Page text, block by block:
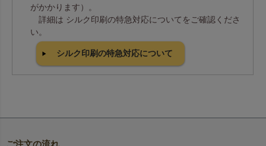
がかかります）。
詳細は シルク印刷の特急対応についてをご確認くださ
い。
シルク印刷の特急対応について
ご注文の流れ